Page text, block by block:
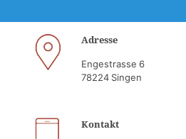
Adresse
Engestrasse 6
78224 Singen
Kontakt